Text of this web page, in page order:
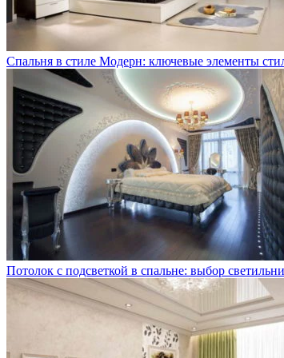
Спальня в стиле Модерн: ключевые элементы
Потолок с подсветкой в спальне: выбор